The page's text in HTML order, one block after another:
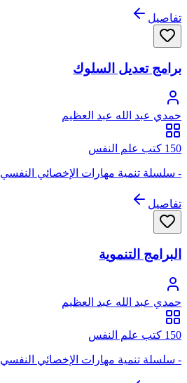
تفاصيل
برامج تعديل السلوك
حمدي عبد الله عبد العظيم
150 كتب علم النفس
- سلسلة تنمية مهارات الإخصائي النفسي 5
تفاصيل
البرامج التنموية
حمدي عبد الله عبد العظيم
150 كتب علم النفس
- سلسلة تنمية مهارات الإخصائي النفسي 4